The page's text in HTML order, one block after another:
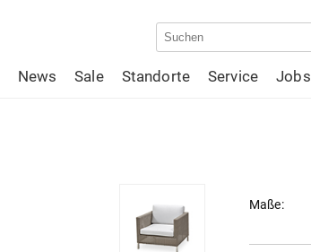
News Sale Standorte Service Jobs
Maße: